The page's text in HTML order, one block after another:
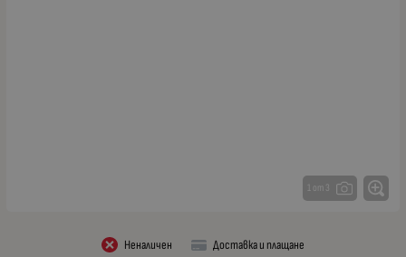
1 от 3
Неналичен Доставка и плащане